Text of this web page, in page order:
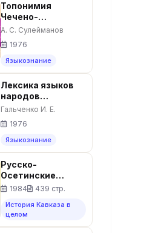
Топонимия
Чечено-
Ингушетии. Часть
1. -Грозный:
Чечено-
Ингушское
книжное
издательство
-1976. - 237 с.
А. С. Сулейманов
1976
Языкознание
Лексика языков
народов
Северного
Кавказа в
русском языке. –
Орджоникидзе,
1976. – 101с.
Гальченко И. Е.
1976
Языкознание
Русско-
Осетинские
отношения в XVIII
1984 439 стр.
История Кавказа в
целом